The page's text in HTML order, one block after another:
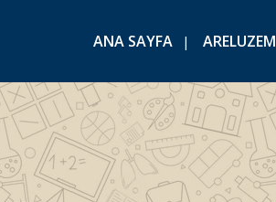
ANA SAYFA ARELUZEM